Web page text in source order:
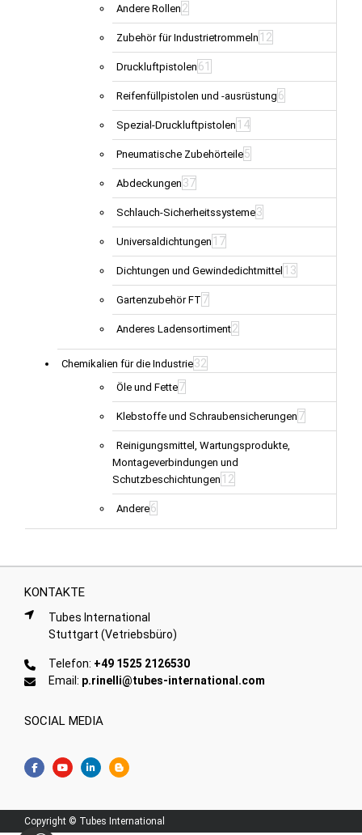
Andere Rollen 2
Zubehör für Industrietrommeln 12
Druckluftpistolen 61
Reifenfüllpistolen und -ausrüstung 6
Spezial-Druckluftpistolen 14
Pneumatische Zubehörteile5
Abdeckungen 37
Schlauch-Sicherheitssysteme3
Universaldichtungen 17
Dichtungen und Gewindedichtmittel 13
Gartenzubehör FT 7
Anderes Ladensortiment2
Chemikalien für die Industrie32
Öle und Fette7
Klebstoffe und Schraubensicherungen 7
Reinigungsmittel, Wartungsprodukte,
Montageverbindungen und
Schutzbeschichtungen 12
Andere6
KONTAKTE
Tubes International
Stuttgart (Vetriebsbüro)
Telefon: +49 1525 2126530
Email: p.rinelli@tubes-international.com
SOCIAL MEDIA
Copyright © Tubes International